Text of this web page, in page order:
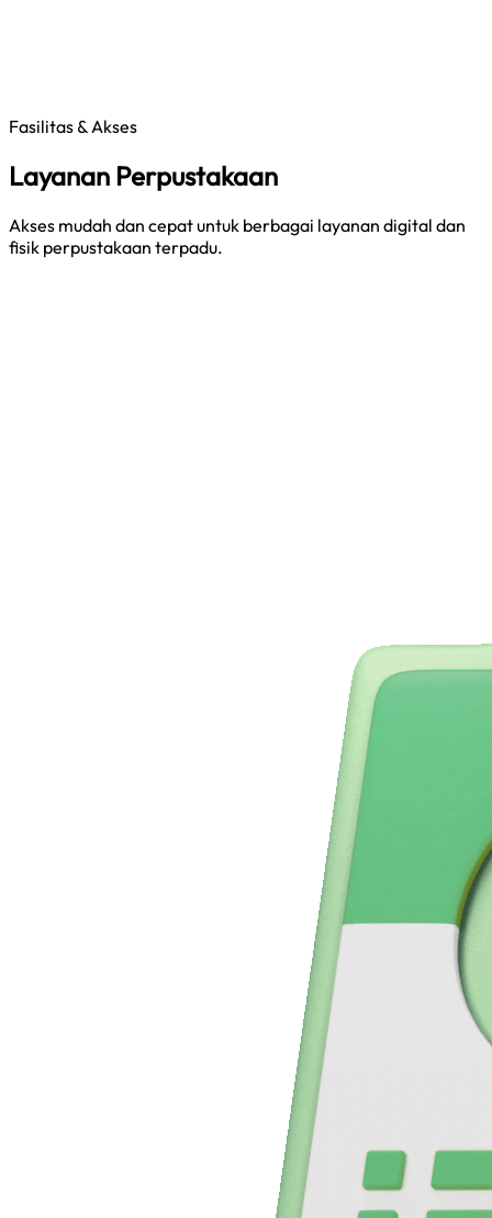
Fasilitas & Akses
Layanan Perpustakaan
Akses mudah dan cepat untuk berbagai layanan digital dan
fisik perpustakaan terpadu.